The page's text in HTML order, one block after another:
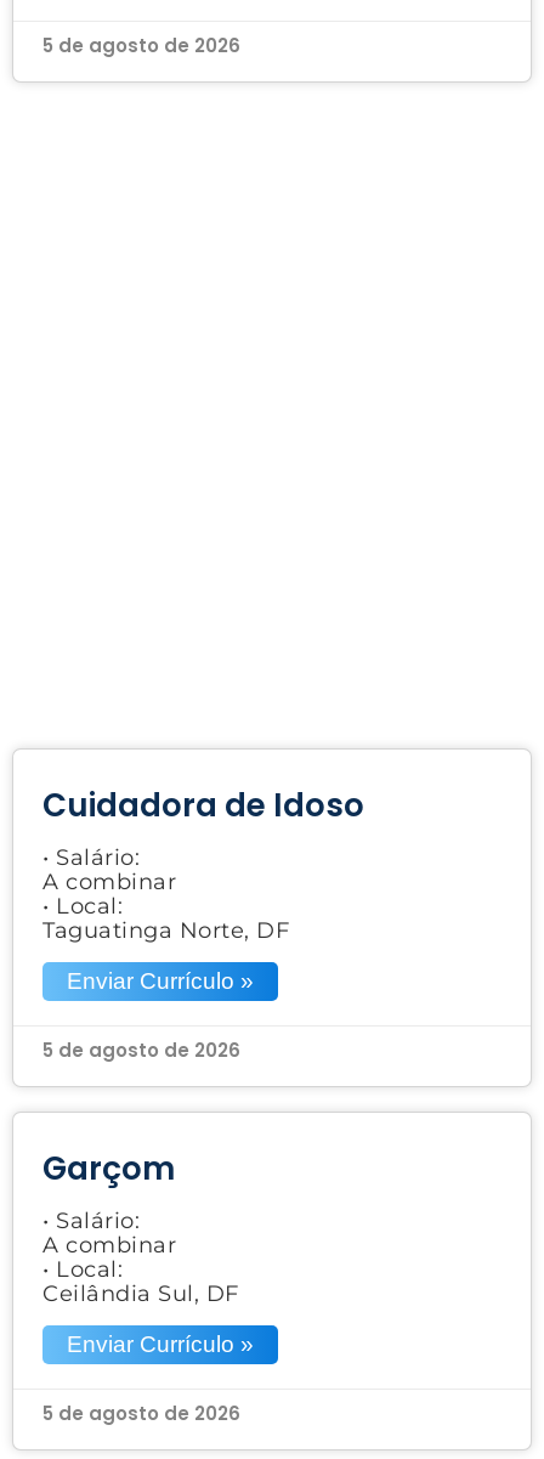
5 de agosto de 2026
Cuidadora de Idoso
• Salário:
A combinar
• Local:
Taguatinga Norte, DF
Enviar Currículo »
5 de agosto de 2026
Garçom
• Salário:
A combinar
• Local:
Ceilândia Sul, DF
Enviar Currículo »
5 de agosto de 2026